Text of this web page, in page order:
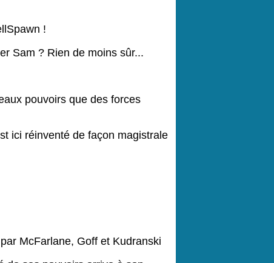
!
Sam ? Rien de moins sûr...
pouvoirs que des forces
ici réinventé de façon magistrale
McFarlane, Goff et Kudranski